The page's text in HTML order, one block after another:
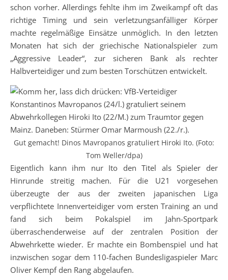
schon vorher. Allerdings fehlte ihm im Zweikampf oft das
richtige Timing und sein verletzungsanfälliger Körper
machte regelmäßige Einsätze unmöglich. In den letzten
Monaten hat sich der griechische Nationalspieler zum
„Aggressive Leader“, zur sicheren Bank als rechter
Halbverteidiger und zum besten Torschützen entwickelt.
Gut gemacht! Dinos Mavropanos gratuliert Hiroki Ito. (Foto:
Tom Weller/dpa)
Eigentlich kann ihm nur Ito den Titel als Spieler der
Hinrunde streitig machen. Für die U21 vorgesehen
überzeugte der aus der zweiten japanischen Liga
verpflichtete Innenverteidiger vom ersten Training an und
fand sich beim Pokalspiel im Jahn-Sportpark
überraschenderweise auf der zentralen Position der
Abwehrkette wieder. Er machte ein Bombenspiel und hat
inzwischen sogar dem 110-fachen Bundesligaspieler Marc
Oliver Kempf den Rang abgelaufen.